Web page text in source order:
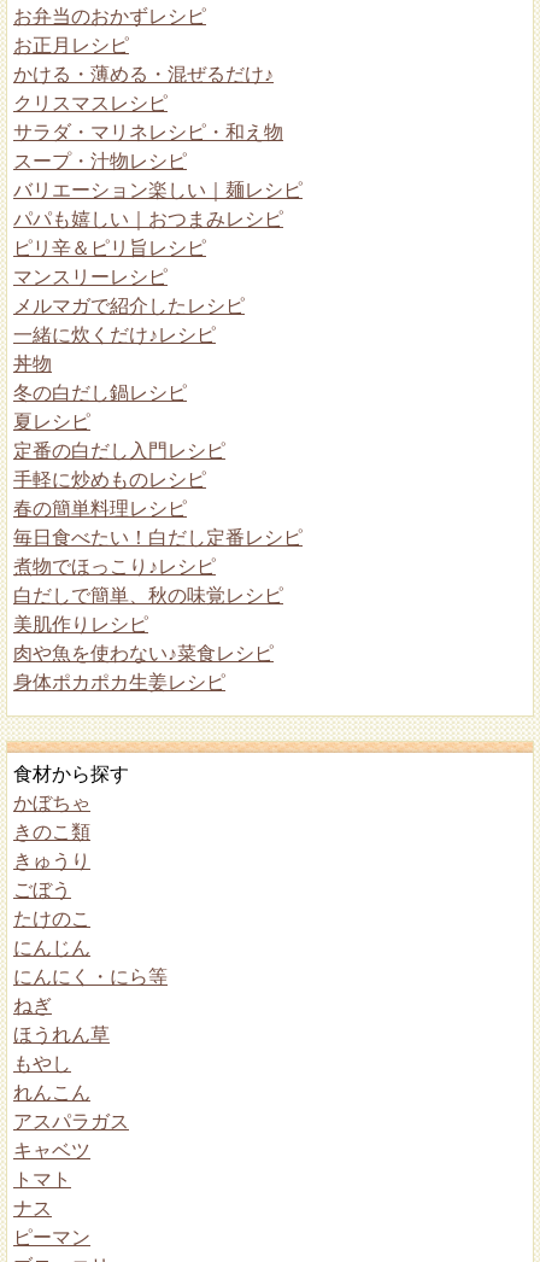
お弁当のおかずレシピ
お正月レシピ
かける・薄める・混ぜるだけ♪
クリスマスレシピ
サラダ・マリネレシピ・和え物
スープ・汁物レシピ
バリエーション楽しい｜麺レシピ
パパも嬉しい｜おつまみレシピ
ピリ辛＆ピリ旨レシピ
マンスリーレシピ
メルマガで紹介したレシピ
一緒に炊くだけ♪レシピ
丼物
冬の白だし鍋レシピ
夏レシピ
定番の白だし入門レシピ
手軽に炒めものレシピ
春の簡単料理レシピ
毎日食べたい！白だし定番レシピ
煮物でほっこり♪レシピ
白だしで簡単、秋の味覚レシピ
美肌作りレシピ
肉や魚を使わない♪菜食レシピ
身体ポカポカ生姜レシピ
食材から探す
かぼちゃ
きのこ類
きゅうり
ごぼう
たけのこ
にんじん
にんにく・にら等
ねぎ
ほうれん草
もやし
れんこん
アスパラガス
キャベツ
トマト
ナス
ピーマン